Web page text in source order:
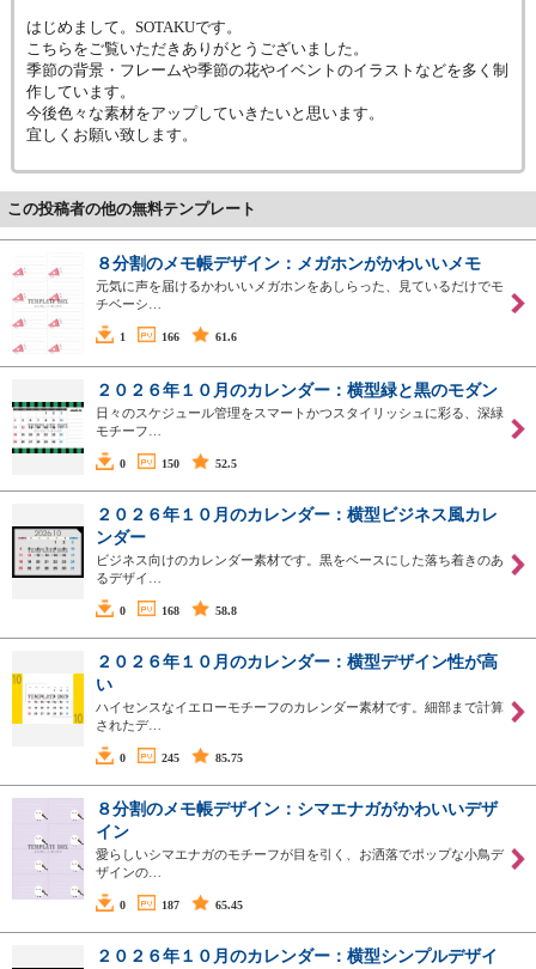
はじめまして。SOTAKUです。
こちらをご覧いただきありがとうございました。
季節の背景・フレームや季節の花やイベントのイラストなどを多く制
作しています。
今後色々な素材をアップしていきたいと思います。
宜しくお願い致します。
この投稿者の他の無料テンプレート
８分割のメモ帳デザイン：メガホンがかわいいメモ
元気に声を届けるかわいいメガホンをあしらった、見ているだけでモ
チベーシ…
1 166 61.6
２０２６年１０月のカレンダー：横型緑と黒のモダン
日々のスケジュール管理をスマートかつスタイリッシュに彩る、深緑
モチーフ…
0 150 52.5
２０２６年１０月のカレンダー：横型ビジネス風カレ
ンダー
ビジネス向けのカレンダー素材です。黒をベースにした落ち着きのあ
るデザイ…
0 168 58.8
２０２６年１０月のカレンダー：横型デザイン性が高
い
ハイセンスなイエローモチーフのカレンダー素材です。細部まで計算
されたデ…
0 245 85.75
８分割のメモ帳デザイン：シマエナガがかわいいデザ
イン
愛らしいシマエナガのモチーフが目を引く、お洒落でポップな小鳥デ
ザインの…
0 187 65.45
２０２６年１０月のカレンダー：横型シンプルデザイ